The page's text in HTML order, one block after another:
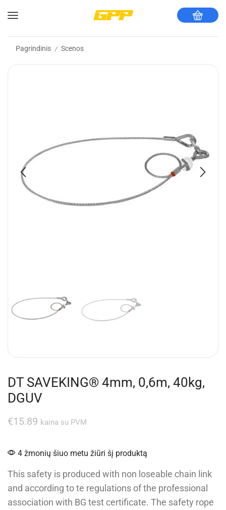
Pagrindinis / Scenos
DT SAVEKING® 4mm, 0,6m, 40kg,
DGUV
€15.89 kaina su PVM
4 žmonių šiuo metu žiūri šį produktą
This safety is produced with non loseable chain link
and according to te regulations of the professional
association with BG test certificate. The safety rope